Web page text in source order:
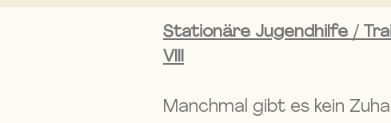
Stationäre Jugendhilfe /
VIII
Manchmal gibt es kein